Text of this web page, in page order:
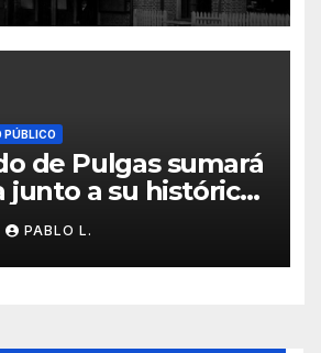
PÚBLICO
de Pulgas sumará
junto a su histórico
PABLO L.